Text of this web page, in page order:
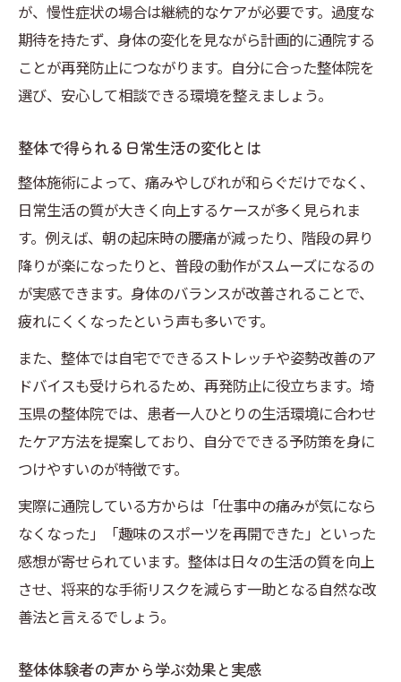
が、慢性症状の場合は継続的なケアが必要です。過度な
期待を持たず、身体の変化を見ながら計画的に通院する
ことが再発防止につながります。自分に合った整体院を
選び、安心して相談できる環境を整えましょう。
整体で得られる日常生活の変化とは
整体施術によって、痛みやしびれが和らぐだけでなく、
日常生活の質が大きく向上するケースが多く見られま
す。例えば、朝の起床時の腰痛が減ったり、階段の昇り
降りが楽になったりと、普段の動作がスムーズになるの
が実感できます。身体のバランスが改善されることで、
疲れにくくなったという声も多いです。
また、整体では自宅でできるストレッチや姿勢改善のア
ドバイスも受けられるため、再発防止に役立ちます。埼
玉県の整体院では、患者一人ひとりの生活環境に合わせ
たケア方法を提案しており、自分でできる予防策を身に
つけやすいのが特徴です。
実際に通院している方からは「仕事中の痛みが気になら
なくなった」「趣味のスポーツを再開できた」といった
感想が寄せられています。整体は日々の生活の質を向上
させ、将来的な手術リスクを減らす一助となる自然な改
善法と言えるでしょう。
整体体験者の声から学ぶ効果と実感